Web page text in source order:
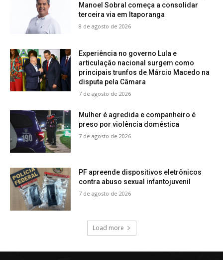
Manoel Sobral começa a consolidar
terceira via em Itaporanga
8 de agosto de 2026
Experiência no governo Lula e
articulação nacional surgem como
principais trunfos de Márcio Macedo na
disputa pela Câmara
7 de agosto de 2026
Mulher é agredida e companheiro é
preso por violência doméstica
7 de agosto de 2026
PF apreende dispositivos eletrônicos
contra abuso sexual infantojuvenil
7 de agosto de 2026
Load more